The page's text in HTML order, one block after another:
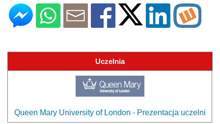
Uczelnia
Queen Mary University of London - Prezentacja uczelni